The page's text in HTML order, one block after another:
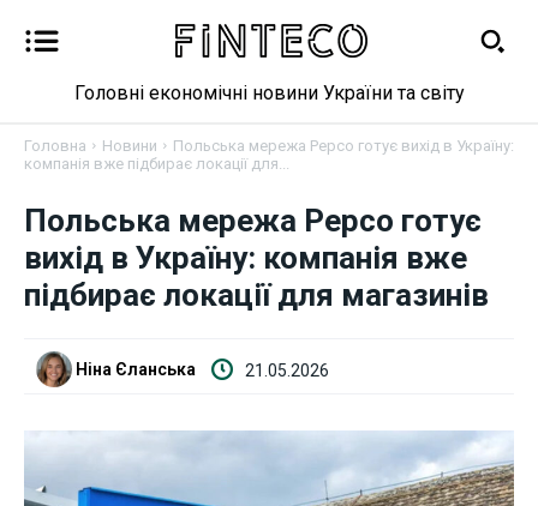
Новини
Бізнес
Криптовалюта
Головні економічні новини України та світу
Головна Новини
Польська мережа Pepco готує вихід в Україну:
компанія вже підбирає локації для...
Польська мережа Pepco готує
вихід в Україну: компанія вже
підбирає локації для магазинів
Ніна Єланська 21.05.2026